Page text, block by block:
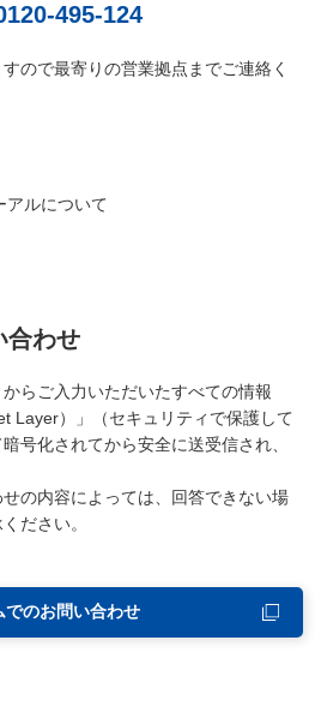
495-124
ので最寄りの営業拠点までご連絡く
アルについて
合わせ
からご入力いただいたすべての情報
Layer）」（セキュリティで保護して
号化されてから安全に送受信され、
の内容によっては、回答できない場
ださい。
でのお問い合わせ